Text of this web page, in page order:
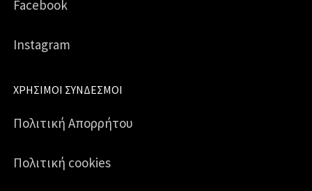
Facebook
Instagram
ΧΡΉΣΙΜΟΙ ΣΎΝΔΕΣΜΟΙ
Πολιτική Απορρήτου
Πολιτική cookies